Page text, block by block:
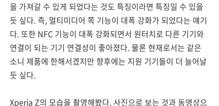
을 가져갈 수 있게 되었다는 것도 특징이라면 특징일 수 있을
듯 싶다. 즉, 멀티미디어 쪽 기능이 대폭 강화가 되었다는 얘기
다. 또한 NFC 기능이 대폭 강화되면서 원터치로 다른 기기와
연결이 되는 기기 연결성이 좋아졌다. 물론 현재로서는 같은
소니 제품에 한해서겠지만 향후에는 지원 기기들이 더 늘어날
듯 싶다.
Xperia Z의 모습을 촬영해봤다. 사진으로 보는 것과 동영상으